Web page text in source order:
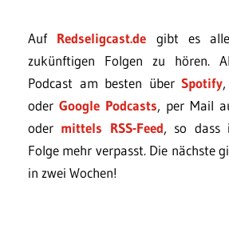
Auf Redseligcast.de gibt es
zukünftigen Folgen zu hören.
Podcast am besten über Spotify,
oder Google Podcasts, per Mail
oder mittels RSS-Feed, so dass
Folge mehr verpasst. Die nächste
in zwei Wochen!